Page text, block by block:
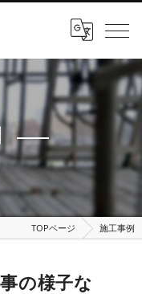
TOPページ 施工事例
の様子な